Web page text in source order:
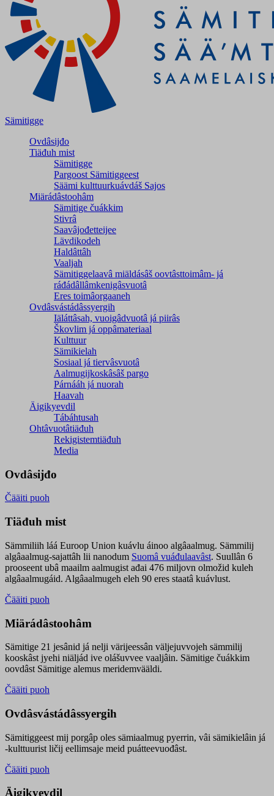
Sämitigge
Ovdâsijđo
Tiäđuh mist
Sämitigge
Pargoost Sämitiggeest
Säämi kulttuurkuávdáš Sajos
Miärádâstoohâm
Sämitige čuákkim
Stivrâ
Saavâjođetteijee
Lävdikodeh
Haldâttâh
Vaaljah
Sämitiggelaavâ miäldásâš oovtâsttoimâm- já
ráđádâllâmkenigâsvuotâ
Eres toimâorgaaneh
Ovdâsvástádâssyergih
Iäláttâsah, vuoigâdvuotâ já piirâs
Škovlim já oppâmateriaal
Kulttuur
Sämikielah
Sosiaal já tiervâsvuotâ
Aalmugijkoskâsâš pargo
Párnááh já nuorah
Haavah
Äigikyevdil
Tábáhtusah
Ohtâvuotâtiäđuh
Rekigistemtiäđuh
Media
Ovdâsijđo
Čääiti puoh
Tiäđuh mist
Sämmiliih láá Euroop Union kuávlu áinoo algâaalmug. Sämmilij
algâaalmug-sajattâh lii nanodum Suomâ vuáđulaavâst. Suullân 6
prooseent ubâ maailm aalmugist ađai 476 miljovn olmožid kuleh
algâaalmugáid. Algâaalmugeh eleh 90 eres staatâ kuávlust.
Čääiti puoh
Miärádâstoohâm
Sämitige 21 jesânid já nelji värijeessân väljejuvvojeh sämmilij
kooskâst jyehi niäljád ive olášuvvee vaaljâin. Sämitige čuákkim
oovdâst Sämitige alemus meridemvääldi.
Čääiti puoh
Ovdâsvástádâssyergih
Sämitiggeest mij porgâp oles sämiaalmug pyerrin, vâi sämikielâin já
-kulttuurist ličij eellimsaje meid puátteevuođâst.
Čääiti puoh
Äigikyevdil